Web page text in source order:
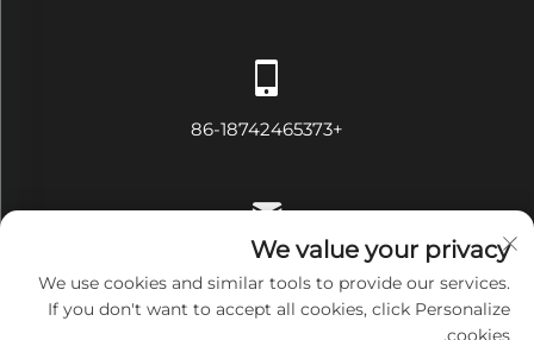
+86-18742465373
[email protected]
We value your privacy
We use cookies and similar tools to provide our services.
If you don't want to accept all cookies, click Personalize
cookies.